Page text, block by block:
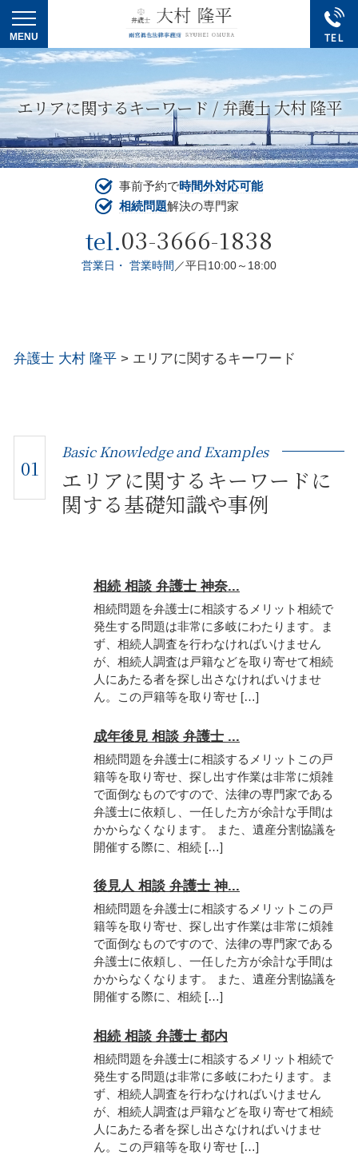
エリアに関するキーワード / 弁護士 大村 隆平
事前予約で時間外対応可能
相続問題解決の専門家
tel.03-3666-1838
営業日・ 営業時間 ／平日10:00～18:00
弁護士 大村 隆平 > エリアに関するキーワード
01
Basic Knowledge and Examples
エリアに関するキーワードに
関する基礎知識や事例
相続 相談 弁護士 神奈...
相続問題を弁護士に相談するメリット相続で
発生する問題は非常に多岐にわたります。ま
ず、相続人調査を行わなければいけません
が、相続人調査は戸籍などを取り寄せて相続
人にあたる者を探し出さなければいけませ
ん。この戸籍等を取り寄せ […]
成年後見 相談 弁護士 ...
相続問題を弁護士に相談するメリットこの戸
籍等を取り寄せ、探し出す作業は非常に煩雑
で面倒なものですので、法律の専門家である
弁護士に依頼し、一任した方が余計な手間は
かからなくなります。 また、遺産分割協議を
開催する際に、相続 […]
後見人 相談 弁護士 神...
相続問題を弁護士に相談するメリットこの戸
籍等を取り寄せ、探し出す作業は非常に煩雑
で面倒なものですので、法律の専門家である
弁護士に依頼し、一任した方が余計な手間は
かからなくなります。 また、遺産分割協議を
開催する際に、相続 […]
相続 相談 弁護士 都内
相続問題を弁護士に相談するメリット相続で
発生する問題は非常に多岐にわたります。ま
ず、相続人調査を行わなければいけません
が、相続人調査は戸籍などを取り寄せて相続
人にあたる者を探し出さなければいけませ
ん。この戸籍等を取り寄せ […]